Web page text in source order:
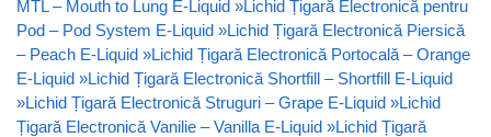
MTL – Mouth to Lung E-Liquid »Lichid Țigară Electronică pentru
Pod – Pod System E-Liquid »Lichid Țigară Electronică Piersică
– Peach E-Liquid »Lichid Țigară Electronică Portocală – Orange
E-Liquid »Lichid Țigară Electronică Shortfill – Shortfill E-Liquid
»Lichid Țigară Electronică Struguri – Grape E-Liquid »Lichid
Țigară Electronică Vanilie – Vanilla E-Liquid »Lichid Țigară